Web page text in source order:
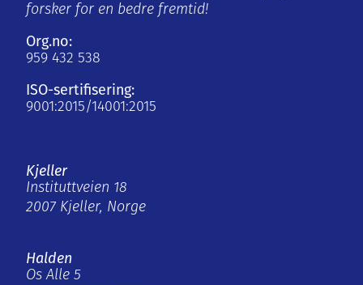
forsker for en bedre fremtid!
Org.no:
959 432 538
ISO-sertifisering:
9001:2015/14001:2015
Kjeller
Instituttveien 18
2007 Kjeller, Norge
Halden
Os Alle 5